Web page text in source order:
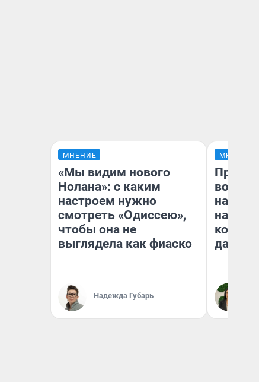
МНЕНИЕ
«Мы видим нового
Нолана»: с каким
настроем нужно
смотреть «Одиссею»,
чтобы она не
выглядела как фиаско
Надежда Губарь
МНЕНИЕ
нам
даже